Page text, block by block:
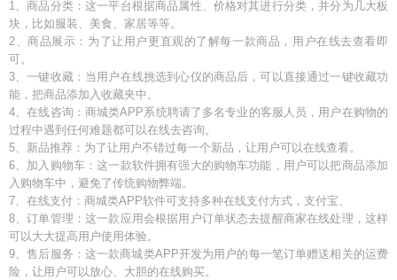
1、商品分类：这一平台根据商品属性、价格对其进行分类，并分为几大板
块，比如服装、美食、家居等等。
2、商品展示：为了让用户更直观的了解每一款商品，用户在线去查看即
可。
3、一键收藏：当用户在线挑选到心仪的商品后，可以直接通过一键收藏功
能，把商品添加入收藏夹中。
4、在线咨询：商城类APP系统聘请了多名专业的客服人员，用户在购物的
过程中遇到任何难题都可以在线去咨询。
5、新品推荐：为了让用户不错过每一个新品，让用户可以在线查看。
6、加入购物车：这一款软件拥有强大的购物车功能，用户可以把商品添加
入购物车中，避免了传统购物弊端。
7、在线支付：商城类APP软件可支持多种在线支付方式，支付宝、
8、订单管理：这一款应用会根据用户订单状态去提醒商家在线处理，这样
可以大大提高用户使用体验。
9、售后服务：这一款商城类APP开发为用户的每一笔订单赠送相关的运费
险，让用户可以放心、大胆的在线购买。